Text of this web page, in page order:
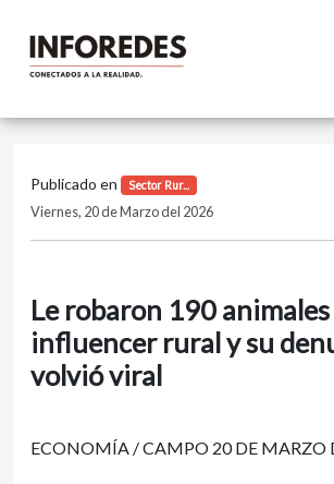
Publicado en Sector Rur...
Viernes, 20 de Marzo del 2026
Le robaron 190 animales
influencer rural y su
volvió viral
ECONOMÍA / CAMPO 20 DE MARZO